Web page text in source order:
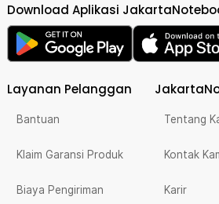
Download Aplikasi
Layanan Pelanggan
Bantuan
Klaim Garansi Produk
Biaya Pengiriman
Tentang
Kontak
Karir